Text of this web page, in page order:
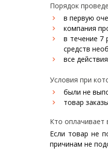
Порядок
в первую
компания
в течение 7
средств
все
Условия при
были не
товар
Кто оплачивает
Если товар не
причинам не